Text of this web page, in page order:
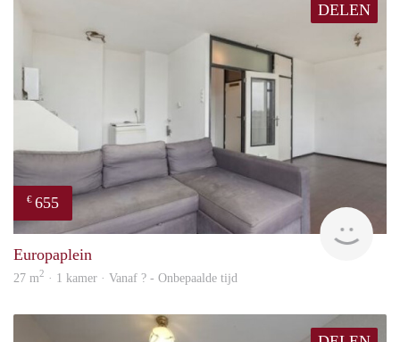
DELEN
€ 655
Europaplein
27 m2 · 1 kamer · Vanaf ? - Onbepaalde tijd